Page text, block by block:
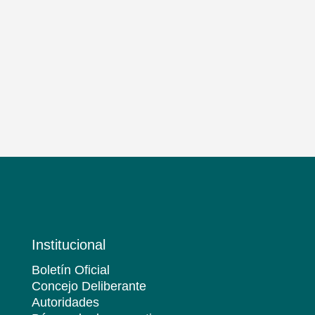
Institucional
Boletín Oficial
Concejo Deliberante
Autoridades